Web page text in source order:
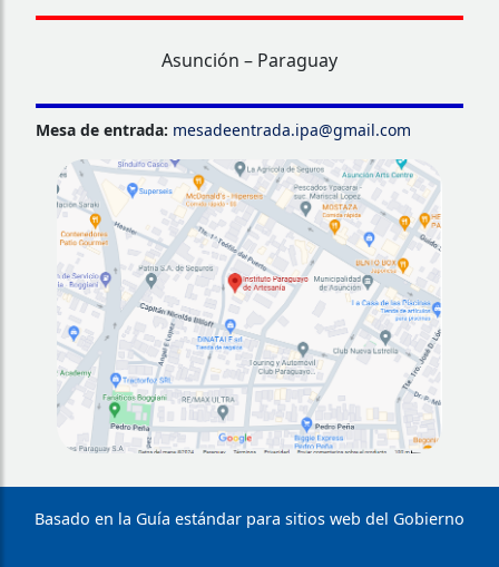
Asunción – Paraguay
Mesa de entrada: mesadeentrada.ipa@gmail.com
Basado en la Guía estándar para sitios web del Gobierno